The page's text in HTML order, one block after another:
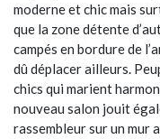
moderne et chic mais
que la zone détente
campés en bordure de
dû déplacer ailleurs.
chics qui marient
nouveau salon jouit
rassembleur sur un mur